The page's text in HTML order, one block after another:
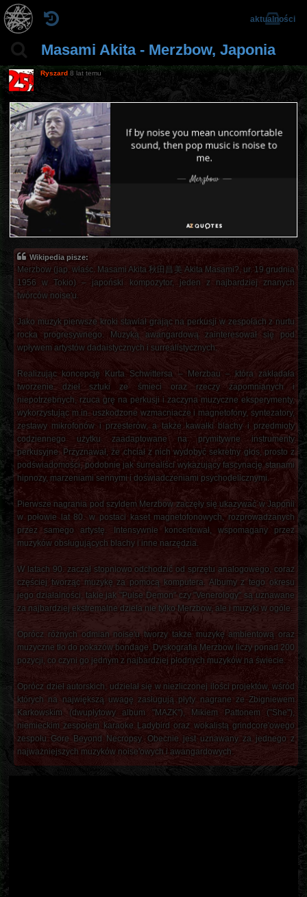
Masami Akita - Merzbow, Japonia
aktualności
Ryszard 8 lat temu
Wikipedia pisze:
Merzbow (jap. właśc. Masami Akita 秋田昌美 Akita Masami?, ur. 19 grudnia
1956 w Tokio) – japoński kompozytor, jeden z najbardziej znanych
twórców noise'u.
Jako muzyk pierwsze kroki stawiał grając na perkusji w zespołach z nurtu
rocka progresywnego. Muzyką awangardową zainteresował się pod
wpływem artystów dadaistycznych i surrealistycznych.
Realizując koncepcję Kurta Schwittersa – Merzbau – która zakładała
tworzenie dzieł sztuki ze śmieci oraz rzeczy zapomnianych i
niepotrzebnych, rzuca grę na perkusji i zaczyna muzyczne eksperymenty,
wykorzystując m.in. uszkodzone wzmacniacze i magnetofony, syntezatory,
zestawy mikrofonów i przesterów, a także kawałki blachy i przedmioty
codziennego użytku zaadaptowane na prymitywne instrumenty
perkusyjne. Przyznawał, że chciał z nich wydobyć sekretny głos, prosto z
podświadomości, podobnie jak surrealiści wykazujący fascynację stanami
hipnozy, marzeniami sennymi i doświadczeniami psychodelicznymi.
Pierwsze nagrania pod szyldem Merzbow zaczęły się ukazywać w Japonii
w połowie lat 80. w postaci kaset magnetofonowych, rozprowadzanych
przez samego artystę. Intensywnie koncertował, wspomagany przez
muzyków obsługujących blachy i inne narzędzia.
W latach 90. zaczął stopniowo odchodzić od sprzętu analogowego, coraz
częściej tworząc muzykę za pomocą komputera. Albumy z tego okresu
jego działalności, takie jak "Pulse Demon" czy "Venerology" są uznawane
za najbardziej ekstremalne dzieła nie tylko Merzbow, ale i muzyki w ogóle.
Oprócz różnych odmian noise'u tworzy także muzykę ambientową oraz
muzyczne tło do pokazów bondage. Dyskografia Merzbow liczy ponad 200
pozycji, co czyni go jednym z najbardziej płodnych muzyków na świecie.
Oprócz dzieł autorskich, udzielał się w niezliczonej ilości projektów, wśród
których na największą uwagę zasługują płyty nagrane ze Zbigniewem
Karkowskim (dwupłytowy album "MAZK"), Mikiem Pattonem ("She"),
niemieckim zespołem karaoke Ladybird oraz wokalistą grindcore'owego
zespołu Gore Beyond Necropsy. Obecnie jest uznawany za jednego z
najważniejszych muzyków noise'owych i awangardowych.